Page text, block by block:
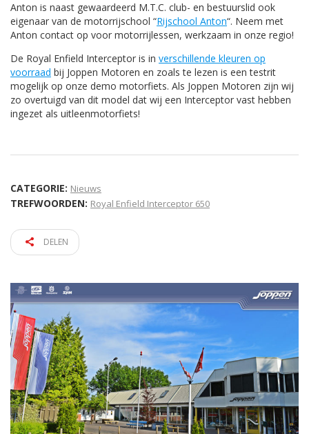
Anton is naast gewaardeerd M.T.C. club- en bestuurslid ook
eigenaar van de motorrijschool “Rijschool Anton“. Neem met
Anton contact op voor motorrijlessen, werkzaam in onze regio!
De Royal Enfield Interceptor is in verschillende kleuren op
voorraad bij Joppen Motoren en zoals te lezen is een testrit
mogelijk op onze demo motorfiets. Als Joppen Motoren zijn wij
zo overtuigd van dit model dat wij een Interceptor vast hebben
ingezet als uitleenmotorfiets!
CATEGORIE: Nieuws
TREFWOORDEN: Royal Enfield Interceptor 650
DELEN